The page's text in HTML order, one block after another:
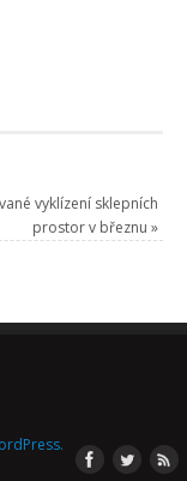
vyklízení sklepních
prostor v březnu »